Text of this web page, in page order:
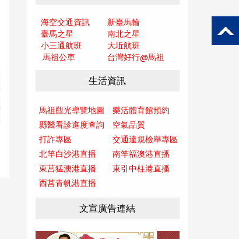
海空交通資訊
新臺馬輪
臺馬之星
南北之星
小三通航班
大坵航班
馬祖公車
台灣好行@馬祖
生活資訊
馬祖觀光導覽地圖
樂活體育館預約
縣醫看診進度查詢
空氣品質
打詐專區
交通違規檢舉專區
北竿白沙港直播
南竿福澳港直播
東莒猛澳港直播
東引中柱港直播
西莒青帆港直播
文宣廣告連結